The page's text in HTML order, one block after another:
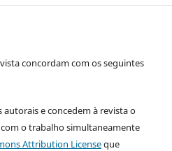
concordam com os seguintes
e concedem à revista o
o trabalho simultaneamente
Attribution Licenseque